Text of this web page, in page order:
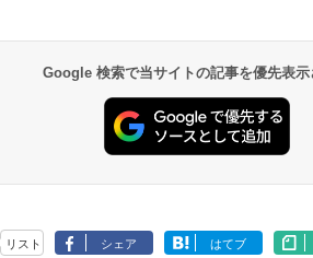
Google 検索で当サイトの記事を優先表示
リスト シェア はてブ